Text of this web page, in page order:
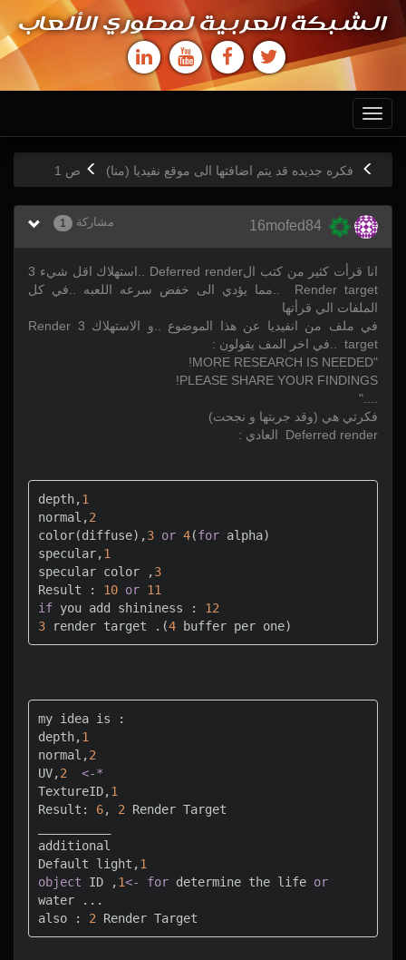
الشبكة العربية لمطوري الألعاب
Toggle
navigation
فكره جديده قد يتم اضافتها الى موقع نفيديا (منا) ص
16mofed84 مشاركة 1
انا قرأت كثير من كتب الDeferred render ..استهلاك اقل شيء 3
Render target ..مما يؤدي الى خفض سرعه اللعبه ..في كل
الملفات الي قرأتها
في ملف من انفيديا عن هذا الموضوع ..و الاستهلاك 3 Render
target ..في اخر المف يقولون :
"MORE RESEARCH IS NEEDED!
PLEASE SHARE YOUR FINDINGS!
...."
فكرتي هي (وقد جربتها و نجحت)
Deferred render العادي :
depth,1
normal,2
color(diffuse),3 or 4(for alpha)
specular,1
specular color ,3
Result : 10 or 11
if you add shininess : 12
3 render target .(4 buffer per one)
my idea is :
depth,1
normal,2
UV,2 <-*
TextureID,1
Result: 6, 2 Render Target
additional
Default light,1
object ID ,1<- for determine the life or
water ...
also : 2 Render Target